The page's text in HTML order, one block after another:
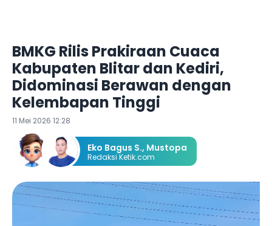
BMKG Rilis Prakiraan Cuaca
Kabupaten Blitar dan Kediri,
Didominasi Berawan dengan
Kelembapan Tinggi
11 Mei 2026 12:28
Eko Bagus S., Mustopa
Redaksi Ketik.com